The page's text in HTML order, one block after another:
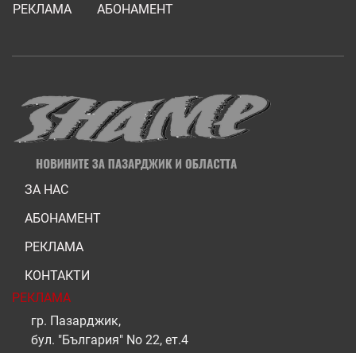
РЕКЛАМА
АБОНАМЕНТ
ЗА НАС
АБОНАМЕНТ
РЕКЛАМА
КОНТАКТИ
РЕКЛАМА
гр. Пазарджик,
бул. "България" No 22, ет.4